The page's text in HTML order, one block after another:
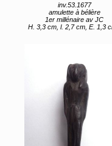
inv.53.1677
amulette à bélière
1er millénaire av JC
H. 3,3 cm, l. 2,7 cm, E. 1,3